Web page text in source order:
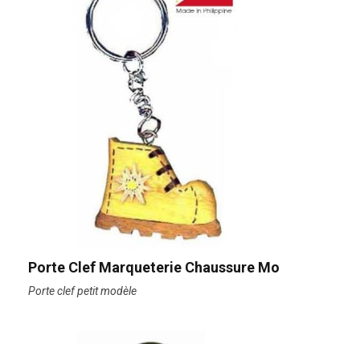
Porte Clef Marqueterie Chaussure Mo
Porte clef petit modèle